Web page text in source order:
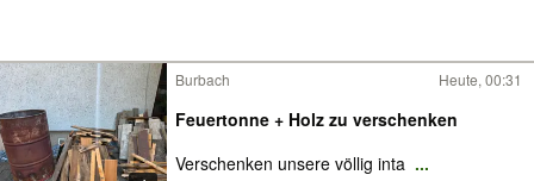
Burbach Heute, 00:31
Feuertonne + Holz zu verschenken
Verschenken unsere völlig inta ...